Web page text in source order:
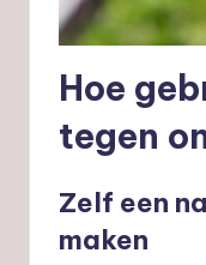
Hoe
tegen
Zelf een
maken